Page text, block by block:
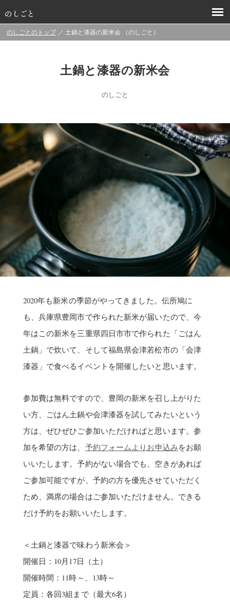
のしごとのトップ ／ 土鍋と漆器の新米会 （のしごと）
土鍋と漆器の新米会
のしごと
2020年も新米の季節がやってきました。伝所鳩に
も、兵庫県豊岡市で作られた新米が届いたので、今
年はこの新米を三重県四日市市で作られた「ごはん
土鍋」で炊いて、そして福島県会津若松市の「会津
漆器」で食べるイベントを開催したいと思います。
参加費は無料ですので、豊岡の新米を召し上がりた
い方、ごはん土鍋や会津漆器を試してみたいという
方は、ぜひぜひご参加いただければと思います。参
加を希望の方は、 予約フォームよりお申込みをお願
いいたします。予約がない場合でも、空きがあれば
ご参加可能ですが、予約の方を優先させていただく
ため、満席の場合はご参加いただけません。できる
だけ予約をお願いいたします。
＜土鍋と漆器で味わう新米会＞
開催日：10月17日（土）
開催時間：11時～、13時～
定員：各回3組まで（最大6名）